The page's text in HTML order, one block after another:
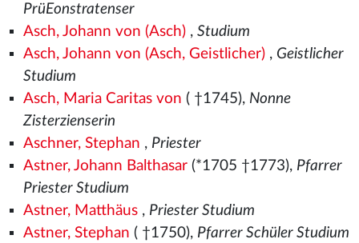
PrüEonstratenser
Asch, Johann von (Asch), Studium
Asch, Johann von (Asch, Geistlicher), Geistlicher
Studium
Asch, Maria Caritas von ( †1745), Nonne
Zisterzienserin
Aschner, Stephan , Priester
Astner, Johann Balthasar(*1705 †1773), Pfarrer
Priester Studium
Astner, Matthäus, Priester Studium
Astner, Stephan ( †1750), Pfarrer Schüler Studium